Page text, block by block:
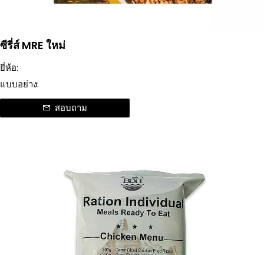
ซีรี่ส์ MRE ใหม่
ยี่ห้อ:
แบบอย่าง:
สอบถาม